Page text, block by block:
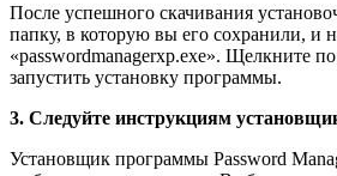
После успешного скачивания
папку, в которую вы его сохранили, и
«passwordmanagerxp.exe». Щелкните
запустить установку программы.
3. Следуйте инструкциям
Установщик программы Password